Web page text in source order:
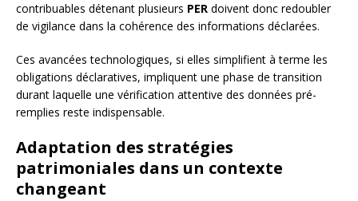
contribuables détenant plusieurs PER doivent donc redoubler
de vigilance dans la cohérence des informations déclarées.
Ces avancées technologiques, si elles simplifient à terme les
obligations déclaratives, impliquent une phase de transition
durant laquelle une vérification attentive des données pré-
remplies reste indispensable.
Adaptation des stratégies
patrimoniales dans un contexte
changeant